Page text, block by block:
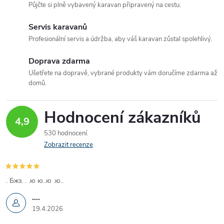
p
r
k
y
v
Půjčte si plně vybavený karavan připravený na cestu.
Servis karavanů
Profesionální servis a údržba, aby váš karavan zůstal spolehlivý.
Doprava zdarma
Ušetřete na dopravě, vybrané produkty vám doručíme zdarma až
domů.
4,9 Hodnocení zákazníků
530 hodnocení
Zobrazit recenze
....
19.4.2026
. Бжз. . .ю ю..ю .ю..